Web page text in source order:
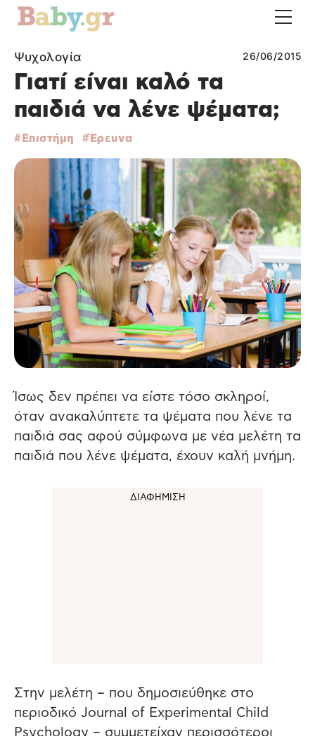
Ψυχολογία 26/06/2015
Γιατί είναι καλό τα
παιδιά να λένε ψέματα;
Επιστήμη Έρευνα
Ίσως δεν πρέπει να είστε τόσο σκληροί,
όταν ανακαλύπτετε τα ψέματα που λένε τα
παιδιά σας αφού σύμφωνα με νέα μελέτη τα
παιδιά που λένε ψέματα, έχουν καλή μνήμη.
Στην μελέτη – που δημοσιεύθηκε στο
περιοδικό Journal of Experimental Child
Psychology – συμμετείχαν περισσότεροι